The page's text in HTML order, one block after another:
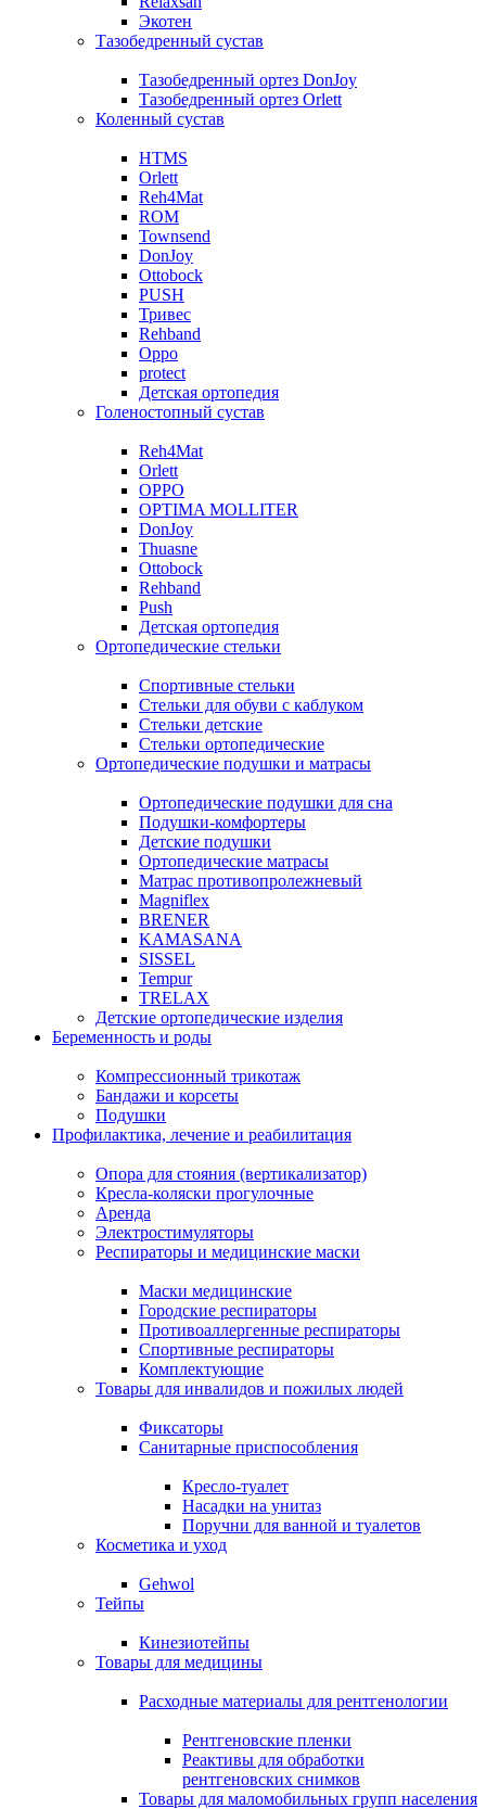
Экотен
Тазобедренный сустав
Тазобедренный ортез DonJoy
Тазобедренный ортез Orlett
Коленный сустав
HTMS
Orlett
Reh4Mat
ROM
Townsend
DonJoy
Ottobock
PUSH
Тривес
Rehband
Oppo
protect
Детская ортопедия
Голеностопный сустав
Reh4Mat
Orlett
OPPO
OPTIMA MOLLITER
DonJoy
Thuasne
Ottobock
Rehband
Push
Детская ортопедия
Ортопедические стельки
Спортивные стельки
Стельки для обуви с каблуком
Стельки детские
Стельки ортопедические
Ортопедические подушки и матрасы
Ортопедические подушки для сна
Подушки-комфортеры
Детские подушки
Ортопедические матрасы
Матрас противопролежневый
Magniflex
BRENER
KAMASANA
SISSEL
Tempur
TRELAX
Детские ортопедические изделия
Беременность и роды
Компрессионный трикотаж
Бандажи и корсеты
Подушки
Профилактика, лечение и реабилитация
Опора для стояния (вертикализатор)
Кресла-коляски прогулочные
Аренда
Электростимуляторы
Респираторы и медицинские маски
Маски медицинские
Городские респираторы
Противоаллергенные респираторы
Спортивные респираторы
Комплектующие
Товары для инвалидов и пожилых людей
Фиксаторы
Санитарные приспособления
Кресло-туалет
Насадки на унитаз
Поручни для ванной и туалетов
Косметика и уход
Gehwol
Тейпы
Кинезиотейпы
Товары для медицины
Расходные материалы для рентгенологии
Рентгеновские пленки
Реактивы для обработки
рентгеновских снимков
Товары для маломобильных групп населения